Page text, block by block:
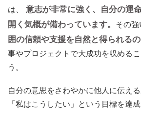
は、
意志が非常に強く、自分の運
開く気概が備わっています。
その
囲の信頼や支援を自然と得られるの
事やプロジェクトで大成功を収める
う。
自分の意思をさわやかに他人に伝える
「私はこうしたい」という目標を達